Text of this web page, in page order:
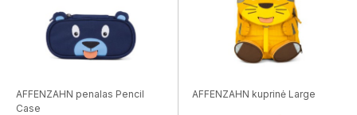
AFFENZAHN penalas Pencil
Case
AFFENZAHN kuprinė Large